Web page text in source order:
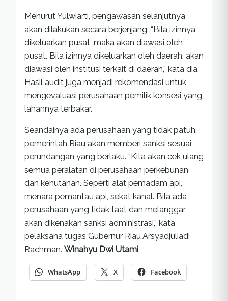
Menurut Yulwiarti, pengawasan selanjutnya
akan dilakukan secara berjenjang. “Bila izinnya
dikeluarkan pusat, maka akan diawasi oleh
pusat. Bila izinnya dikeluarkan oleh daerah, akan
diawasi oleh institusi terkait di daerah,” kata dia.
Hasil audit juga menjadi rekomendasi untuk
mengevaluasi perusahaan pemilik konsesi yang
lahannya terbakar.
Seandainya ada perusahaan yang tidak patuh,
pemerintah Riau akan memberi sanksi sesuai
perundangan yang berlaku. “Kita akan cek ulang
semua peralatan di perusahaan perkebunan
dan kehutanan. Seperti alat pemadam api,
menara pemantau api, sekat kanal. Bila ada
perusahaan yang tidak taat dan melanggar
akan dikenakan sanksi administrasi,” kata
pelaksana tugas Gubernur Riau Arsyadjuliadi
Rachman. Winahyu Dwi Utami
WhatsApp X Facebook